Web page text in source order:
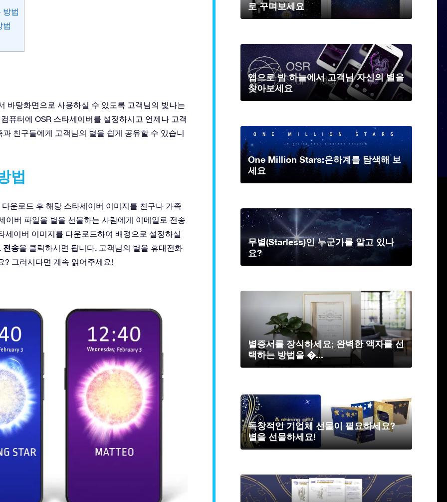
방법
법
바탕화면으로 사용하실 수 있도록 고객님의 빛나는
퓨터에 OSR 스타세이버를 설정하시고 언제나 고객
친구들에게 고객님의 별을 쉽게 공유할 수 있습니
법
운로드 후 해당 스타세이버 이미지를 친구나 가족
이버 파일을 별을 선물하는 사람에게 이메일로 전송
세이버 이미지를 다운로드하여 배경으로 설정하실
전송을 클릭하시면 됩니다. 고객님의 별을 휴대전화
? 그러시다면 계속 읽어주세요!
로 꾸며보세요
앱으로 밤 하늘에서 고객님 자신의 별을
찾아보세요
One Million Stars:은하계를 탐색해 보
세요
무별(Starless)인 누군가를 알고 있나
요?
별증서를 장식하세요; 완벽한 액자를 선
택하는 방법을 �...
독창적인 기업체 선물이 필요하세요?
별을 선물하세요!